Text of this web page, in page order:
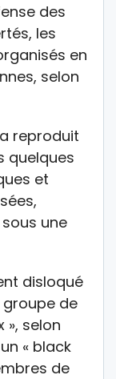
des
les
en
selon
reproduit
quelques
et
une
disloqué
groupe de
», selon
« black
de